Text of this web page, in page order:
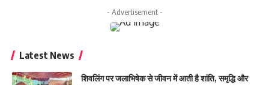
- Advertisement -
Latest News
शिवलिंग पर जलाभिषेक से जीवन में आती है शांति, समृद्धि और